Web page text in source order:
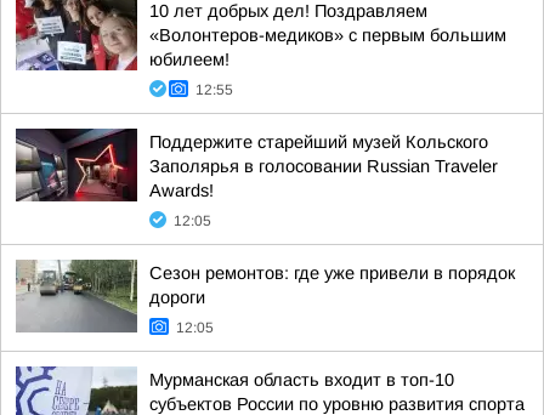
10 лет добрых дел! Поздравляем
«Волонтеров-медиков» с первым большим
юбилеем!
12:55
Поддержите старейший музей Кольского
Заполярья в голосовании Russian Traveler
Awards!
12:05
Сезон ремонтов: где уже привели в порядок
дороги
12:05
Мурманская область входит в топ-10
субъектов России по уровню развития спорта